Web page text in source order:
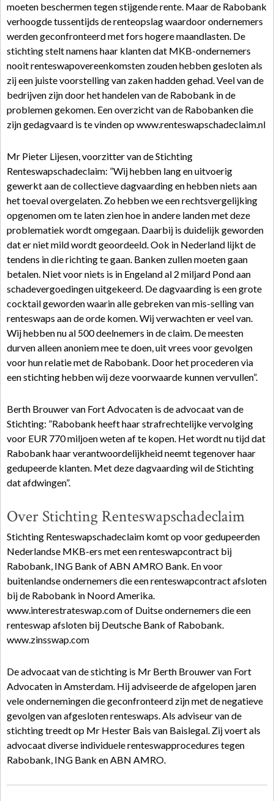
moeten beschermen tegen stijgende rente. Maar de Rabobank
verhoogde tussentijds de renteopslag waardoor ondernemers
werden geconfronteerd met fors hogere maandlasten. De
stichting stelt namens haar klanten dat MKB-ondernemers
nooit renteswapovereenkomsten zouden hebben gesloten als
zij een juiste voorstelling van zaken hadden gehad. Veel van de
bedrijven zijn door het handelen van de Rabobank in de
problemen gekomen. Een overzicht van de Rabobanken die
zijn gedagvaard is te vinden op www.renteswapschadeclaim.nl
Mr Pieter Lijesen, voorzitter van de Stichting
Renteswapschadeclaim: ”Wij hebben lang en uitvoerig
gewerkt aan de collectieve dagvaarding en hebben niets aan
het toeval overgelaten. Zo hebben we een rechtsvergelijking
opgenomen om te laten zien hoe in andere landen met deze
problematiek wordt omgegaan. Daarbij is duidelijk geworden
dat er niet mild wordt geoordeeld. Ook in Nederland lijkt de
tendens in die richting te gaan. Banken zullen moeten gaan
betalen. Niet voor niets is in Engeland al 2 miljard Pond aan
schadevergoedingen uitgekeerd. De dagvaarding is een grote
cocktail geworden waarin alle gebreken van mis-selling van
renteswaps aan de orde komen. Wij verwachten er veel van.
Wij hebben nu al 500 deelnemers in de claim. De meesten
durven alleen anoniem mee te doen, uit vrees voor gevolgen
voor hun relatie met de Rabobank. Door het procederen via
een stichting hebben wij deze voorwaarde kunnen vervullen”.
Berth Brouwer van Fort Advocaten is de advocaat van de
Stichting: ”Rabobank heeft haar strafrechtelijke vervolging
voor EUR 770 miljoen weten af te kopen. Het wordt nu tijd dat
Rabobank haar verantwoordelijkheid neemt tegenover haar
gedupeerde klanten. Met deze dagvaarding wil de Stichting
dat afdwingen”.
Over Stichting Renteswapschadeclaim
Stichting Renteswapschadeclaim komt op voor gedupeerden
Nederlandse MKB-ers met een renteswapcontract bij
Rabobank, ING Bank of ABN AMRO Bank. En voor
buitenlandse ondernemers die een renteswapcontract afsloten
bij de Rabobank in Noord Amerika.
www.interestrateswap.com of Duitse ondernemers die een
renteswap afsloten bij Deutsche Bank of Rabobank.
www.zinsswap.com
De advocaat van de stichting is Mr Berth Brouwer van Fort
Advocaten in Amsterdam. Hij adviseerde de afgelopen jaren
vele ondernemingen die geconfronteerd zijn met de negatieve
gevolgen van afgesloten renteswaps. Als adviseur van de
stichting treedt op Mr Hester Bais van Baislegal. Zij voert als
advocaat diverse individuele renteswapprocedures tegen
Rabobank, ING Bank en ABN AMRO.